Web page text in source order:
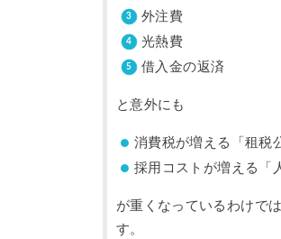
外注費
光熱費
借入金の返済
と意外にも
消費税が増える「租税
採用コストが増える「
が重くなっているわけで
す。